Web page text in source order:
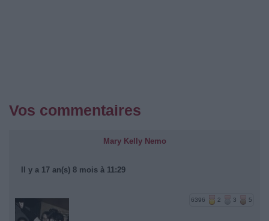
Vos commentaires
Mary Kelly Nemo
Il y a 17 an(s) 8 mois à 11:29
6396 2 3 5